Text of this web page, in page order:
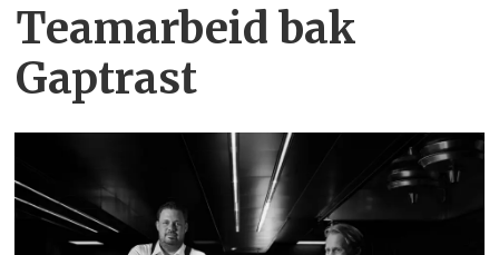
Teamarbeid bak
Gaptrast